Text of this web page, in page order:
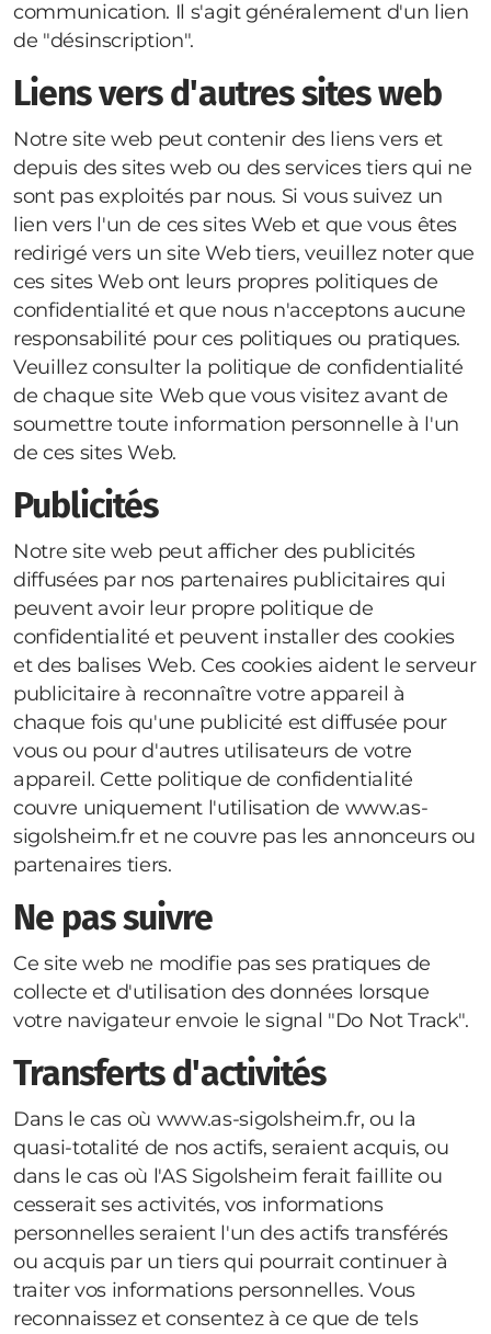
communication. Il s'agit généralement d'un lien
de "désinscription".
Liens vers d'autres sites web
Notre site web peut contenir des liens vers et
depuis des sites web ou des services tiers qui ne
sont pas exploités par nous. Si vous suivez un
lien vers l'un de ces sites Web et que vous êtes
redirigé vers un site Web tiers, veuillez noter que
ces sites Web ont leurs propres politiques de
confidentialité et que nous n'acceptons aucune
responsabilité pour ces politiques ou pratiques.
Veuillez consulter la politique de confidentialité
de chaque site Web que vous visitez avant de
soumettre toute information personnelle à l'un
de ces sites Web.
Publicités
Notre site web peut afficher des publicités
diffusées par nos partenaires publicitaires qui
peuvent avoir leur propre politique de
confidentialité et peuvent installer des cookies
et des balises Web. Ces cookies aident le serveur
publicitaire à reconnaître votre appareil à
chaque fois qu'une publicité est diffusée pour
vous ou pour d'autres utilisateurs de votre
appareil. Cette politique de confidentialité
couvre uniquement l'utilisation de www.as-
sigolsheim.fr et ne couvre pas les annonceurs ou
partenaires tiers.
Ne pas suivre
Ce site web ne modifie pas ses pratiques de
collecte et d'utilisation des données lorsque
votre navigateur envoie le signal "Do Not Track".
Transferts d'activités
Dans le cas où www.as-sigolsheim.fr, ou la
quasi-totalité de nos actifs, seraient acquis, ou
dans le cas où l'AS Sigolsheim ferait faillite ou
cesserait ses activités, vos informations
personnelles seraient l'un des actifs transférés
ou acquis par un tiers qui pourrait continuer à
traiter vos informations personnelles. Vous
reconnaissez et consentez à ce que de tels